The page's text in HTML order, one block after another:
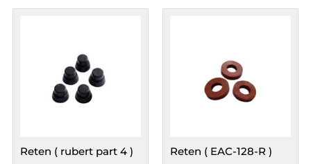
Reten ( rubert part 4 ) Reten ( EAC-128-R )